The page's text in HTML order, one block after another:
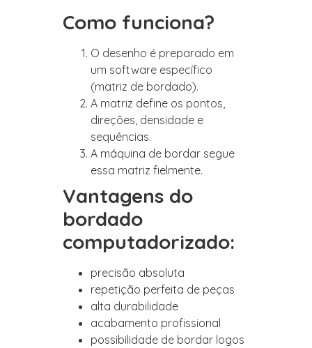
Como funciona?
O desenho é preparado em
um software específico
(matriz de bordado).
A matriz define os pontos,
direções, densidade e
sequências.
A máquina de bordar segue
essa matriz fielmente.
Vantagens do
bordado
computadorizado:
precisão absoluta
repetição perfeita de peças
alta durabilidade
acabamento profissional
possibilidade de bordar logos